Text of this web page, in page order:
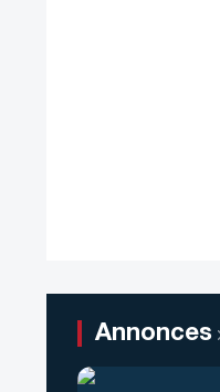
Annonces